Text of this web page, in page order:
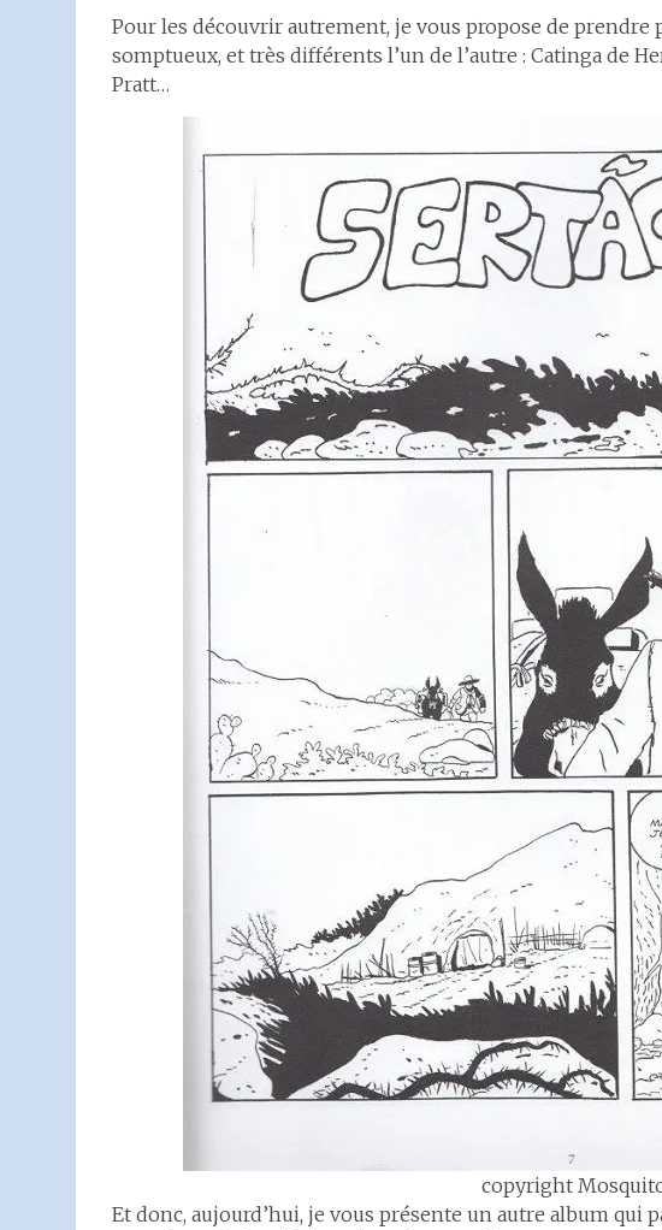
Pour les découvrir autrement, je vous propose de
somptueux, et très différents l’un de l’autre : Catinga de
Pratt…
copyright
Et donc, aujourd’hui, je vous présente un autre album qui